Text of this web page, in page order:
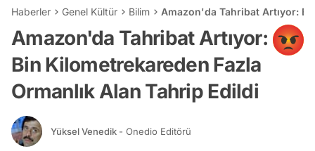
Haberler Genel Kültür Bilim Amazon'da Tahribat Artıyor:
Amazon'da Tahribat Artıyor:
Bin Kilometrekareden Fazla
Ormanlık Alan Tahrip Edildi
Yüksel Venedik - Onedio Editörü